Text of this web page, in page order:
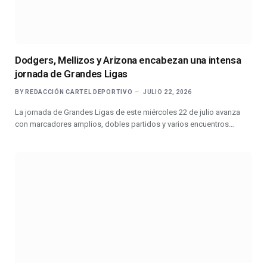
Dodgers, Mellizos y Arizona encabezan una intensa
jornada de Grandes Ligas
BY REDACCIÓN CARTEL DEPORTIVO JULIO 22, 2026
La jornada de Grandes Ligas de este miércoles 22 de julio avanza
con marcadores amplios, dobles partidos y varios encuentros…